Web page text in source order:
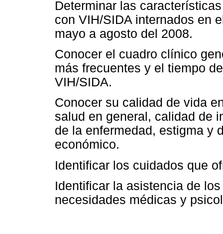
Determinar las
con VIH/SIDA internados en
mayo a agosto del 2008.
Conocer el cuadro clínico
más frecuentes y el tiempo
VIH/SIDA.
Conocer su calidad de vida
salud en general, calidad de
de la enfermedad, estigma y
económico.
Identificar los cuidados que
Identificar la asistencia de
necesidades médicas y